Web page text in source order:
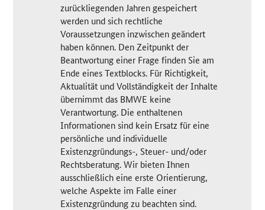
zurückliegenden Jahren gespeichert
werden und sich rechtliche
Voraussetzungen inzwischen geändert
haben können. Den Zeitpunkt der
Beantwortung einer Frage finden Sie am
Ende eines Textblocks. Für Richtigkeit,
Aktualität und Vollständigkeit der Inhalte
übernimmt das BMWE keine
Verantwortung. Die enthaltenen
Informationen sind kein Ersatz für eine
persönliche und individuelle
Existenzgründungs-, Steuer- und/oder
Rechtsberatung. Wir bieten Ihnen
ausschließlich eine erste Orientierung,
welche Aspekte im Falle einer
Existenzgründung zu beachten sind.